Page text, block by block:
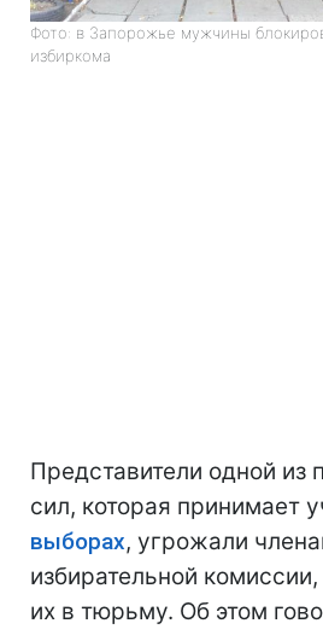
Фото: в Запорожье мужчины
избиркома
Представители одной из
сил, которая принимает
выборах, угрожали
избирательной
их в тюрьму. Об этом